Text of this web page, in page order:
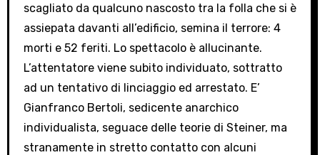
scagliato da qualcuno nascosto tra la folla che si è
assiepata davanti all’edificio, semina il terrore: 4
morti e 52 feriti. Lo spettacolo è allucinante.
L’attentatore viene subito individuato, sottratto
ad un tentativo di linciaggio ed arrestato. E’
Gianfranco Bertoli, sedicente anarchico
individualista, seguace delle teorie di Steiner, ma
stranamente in stretto contatto con alcuni